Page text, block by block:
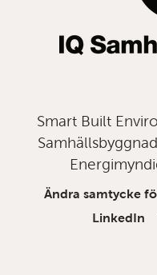
Smart Built
Ändra samtycke
LinkedIn